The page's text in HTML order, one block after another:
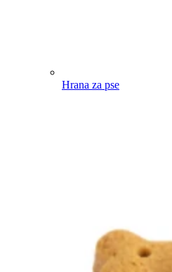
Hrana za pse